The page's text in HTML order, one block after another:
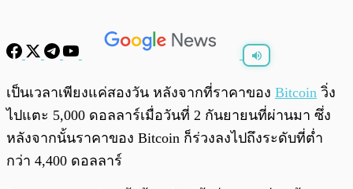
พร้อมเล่น
เป็นเวลาเพียงแค่สองวัน หลังจากที่ราคาของ Bitcoin วิ่ง
ไปแตะ 5,000 ดอลลาร์เมื่อวันที่ 2 กันยายนที่ผ่านมา ซึ่ง
หลังจากนั้นราคาของ Bitcoin ก็ร่วงลงไปถึงระดับที่ต่ำ
กว่า 4,400 ดอลลาร์